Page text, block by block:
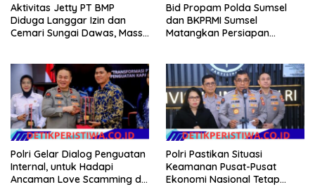
Aktivitas Jetty PT BMP
Diduga Langgar Izin dan
Cemari Sungai Dawas, Massa
Pemerintah Usut Tuntas
Bid Propam Polda Sumsel
dan BKPRMI Sumsel
Matangkan Persiapan
Polri Gelar Dialog Penguatan
Internal, untuk Hadapi
Ancaman Love Scamming di
Polri Pastikan Situasi
Keamanan Pusat-Pusat
Ekonomi Nasional Tetap